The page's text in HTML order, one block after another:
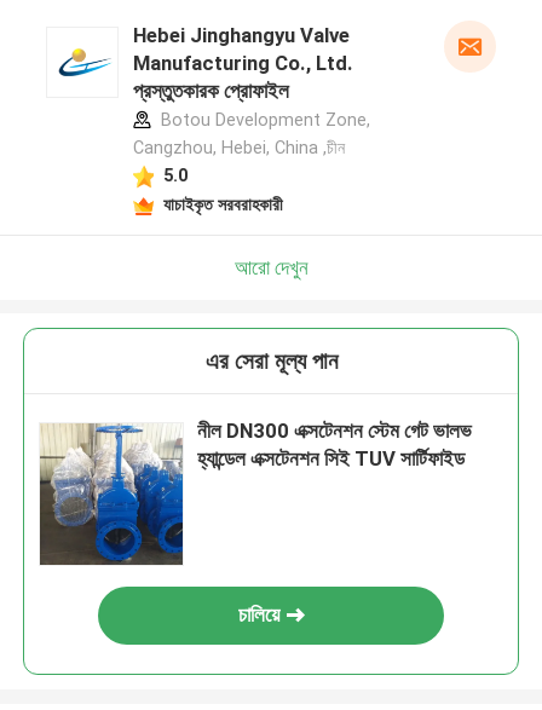
Hebei Jinghangyu Valve
Manufacturing Co., Ltd.
প্রস্তুতকারক প্রোফাইল
Botou Development Zone,
Cangzhou, Hebei, China ,চীন
5.0
যাচাইকৃত সরবরাহকারী
আরো দেখুন
এর সেরা মূল্য পান
নীল DN300 এক্সটেনশন স্টেম গেট ভালভ
হ্যান্ডেল এক্সটেনশন সিই TUV সার্টিফাইড
চালিয়ে